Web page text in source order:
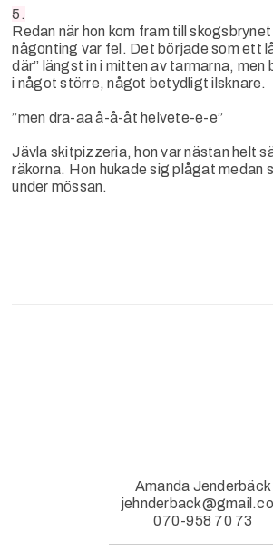
5.
Redan när hon kom fram till
någonting var fel. Det började som ett
där” längst in i mitten av tarmarna, men
i något större, något betydligt ilsknare.
”men dra-aa å-å-åt helvete-e-e”
Jävla skitpizzeria, hon var nästan helt
räkorna. Hon hukade sig plågat medan
under mössan.
Amanda Jenderbäck
070-958 70 73